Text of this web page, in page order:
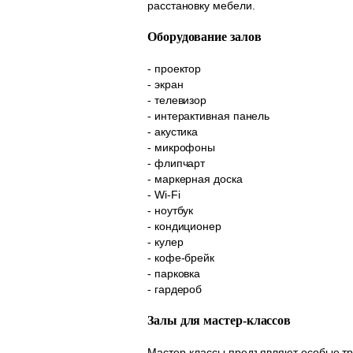
расстановку мебели.
Оборудование залов
- проектор
- экран
- телевизор
- интерактивная панель
- акустика
- микрофоны
- флипчарт
- маркерная доска
- Wi-Fi
- ноутбук
- кондиционер
- кулер
- кофе-брейк
- парковка
- гардероб
Залы для мастер-классов